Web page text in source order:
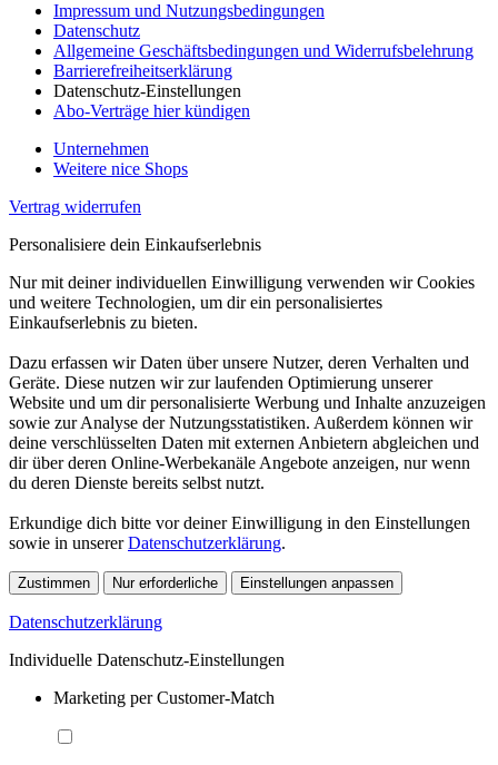
Impressum und Nutzungsbedingungen
Datenschutz
Allgemeine Geschäftsbedingungen und Widerrufsbelehrung
Barrierefreiheitserklärung
Datenschutz-Einstellungen
Abo-Verträge hier kündigen
Unternehmen
Weitere nice Shops
Vertrag widerrufen
Personalisiere dein Einkaufserlebnis
Nur mit deiner individuellen Einwilligung verwenden wir Cookies
und weitere Technologien, um dir ein personalisiertes
Einkaufserlebnis zu bieten.
Dazu erfassen wir Daten über unsere Nutzer, deren Verhalten und
Geräte. Diese nutzen wir zur laufenden Optimierung unserer
Website und um dir personalisierte Werbung und Inhalte anzuzeigen
sowie zur Analyse der Nutzungsstatistiken. Außerdem können wir
deine verschlüsselten Daten mit externen Anbietern abgleichen und
dir über deren Online-Werbekanäle Angebote anzeigen, nur wenn
du deren Dienste bereits selbst nutzt.
Erkundige dich bitte vor deiner Einwilligung in den Einstellungen
sowie in unsererDatenschutzerklärung.
Zustimmen Nur erforderliche Einstellungen anpassen
Datenschutzerklärung
Individuelle Datenschutz-Einstellungen
Marketing per Customer-Match